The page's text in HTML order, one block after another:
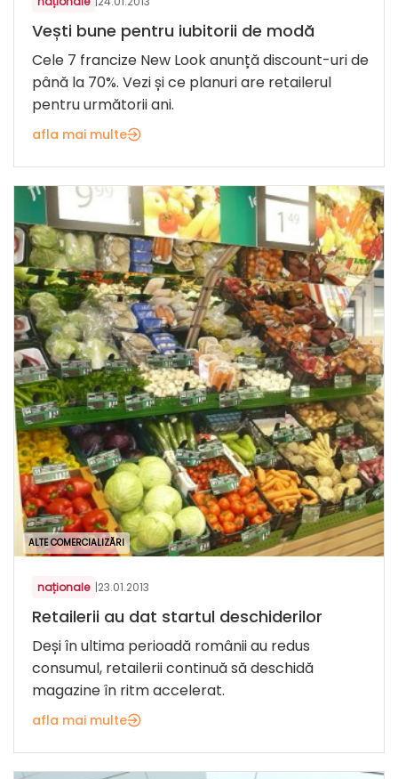
Vești bune pentru iubitorii de modă
Cele 7 francize New Look anunță discount-uri de
până la 70%. Vezi și ce planuri are retailerul
pentru următorii ani.
afla mai multe
ALTE COMERCIALIZĂRI
naționale |23.01.2013
Retailerii au dat startul deschiderilor
Deși în ultima perioadă românii au redus
consumul, retailerii continuă să deschidă
magazine în ritm accelerat.
afla mai multe